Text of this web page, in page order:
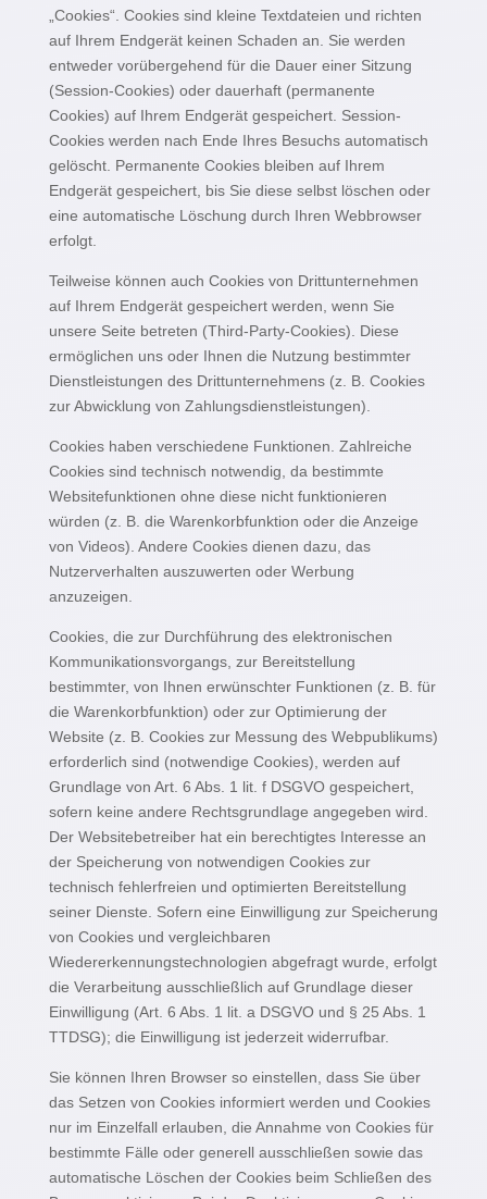
„Cookies“. Cookies sind kleine Textdateien und richten
auf Ihrem Endgerät keinen Schaden an. Sie werden
entweder vorübergehend für die Dauer einer Sitzung
(Session-Cookies) oder dauerhaft (permanente
Cookies) auf Ihrem Endgerät gespeichert. Session-
Cookies werden nach Ende Ihres Besuchs automatisch
gelöscht. Permanente Cookies bleiben auf Ihrem
Endgerät gespeichert, bis Sie diese selbst löschen oder
eine automatische Löschung durch Ihren Webbrowser
erfolgt.
Teilweise können auch Cookies von Drittunternehmen
auf Ihrem Endgerät gespeichert werden, wenn Sie
unsere Seite betreten (Third-Party-Cookies). Diese
ermöglichen uns oder Ihnen die Nutzung bestimmter
Dienstleistungen des Drittunternehmens (z. B. Cookies
zur Abwicklung von Zahlungsdienstleistungen).
Cookies haben verschiedene Funktionen. Zahlreiche
Cookies sind technisch notwendig, da bestimmte
Websitefunktionen ohne diese nicht funktionieren
würden (z. B. die Warenkorbfunktion oder die Anzeige
von Videos). Andere Cookies dienen dazu, das
Nutzerverhalten auszuwerten oder Werbung
anzuzeigen.
Cookies, die zur Durchführung des elektronischen
Kommunikationsvorgangs, zur Bereitstellung
bestimmter, von Ihnen erwünschter Funktionen (z. B. für
die Warenkorbfunktion) oder zur Optimierung der
Website (z. B. Cookies zur Messung des Webpublikums)
erforderlich sind (notwendige Cookies), werden auf
Grundlage von Art. 6 Abs. 1 lit. f DSGVO gespeichert,
sofern keine andere Rechtsgrundlage angegeben wird.
Der Websitebetreiber hat ein berechtigtes Interesse an
der Speicherung von notwendigen Cookies zur
technisch fehlerfreien und optimierten Bereitstellung
seiner Dienste. Sofern eine Einwilligung zur Speicherung
von Cookies und vergleichbaren
Wiedererkennungstechnologien abgefragt wurde, erfolgt
die Verarbeitung ausschließlich auf Grundlage dieser
Einwilligung (Art. 6 Abs. 1 lit. a DSGVO und § 25 Abs. 1
TTDSG); die Einwilligung ist jederzeit widerrufbar.
Sie können Ihren Browser so einstellen, dass Sie über
das Setzen von Cookies informiert werden und Cookies
nur im Einzelfall erlauben, die Annahme von Cookies für
bestimmte Fälle oder generell ausschließen sowie das
automatische Löschen der Cookies beim Schließen des